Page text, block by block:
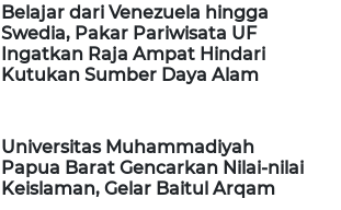
Belajar dari Venezuela hingga
Swedia, Pakar Pariwisata UF
Ingatkan Raja Ampat Hindari
Kutukan Sumber Daya Alam
Universitas Muhammadiyah
Papua Barat Gencarkan Nilai-nilai
Keislaman, Gelar Baitul Arqam